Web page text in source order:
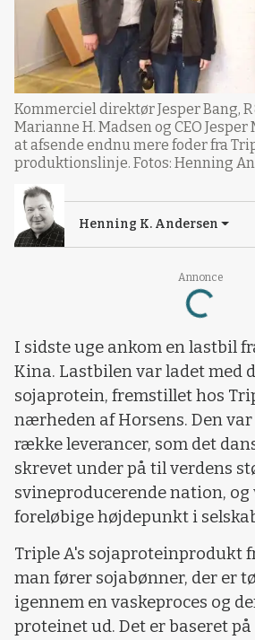
Annonce
Loading...
Kommerciel direktør Jesper Bang,
Marianne H. Madsen og CEO
at afsende endnu mere foder fra
produktionslinje. Fotos: Henning
Henning K. Andersen
I sidste uge ankom en lastbil
Kina. Lastbilen var ladet med
sojaprotein, fremstillet hos
nærheden af Horsens. Den
række leverancer, som det
skrevet under på til verdens
svineproducerende nation, og
foreløbige højdepunkt i
Triple A's sojaproteinprodukt
man fører sojabønner, der er
igennem en vaskeproces og
proteinet ud. Det er baseret